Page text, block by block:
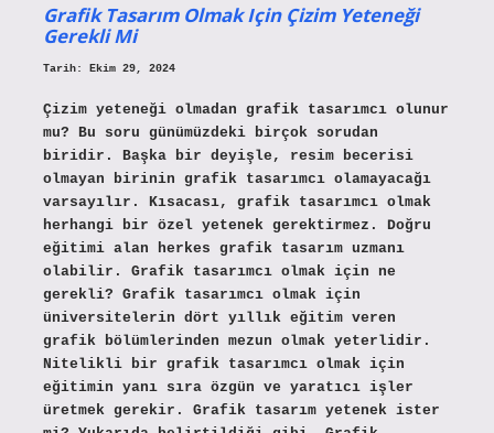
Grafik Tasarım Olmak Için Çizim Yeteneği
Gerekli Mi
Tarih: Ekim 29, 2024
Çizim yeteneği olmadan grafik tasarımcı olunur
mu? Bu soru günümüzdeki birçok sorudan
biridir. Başka bir deyişle, resim becerisi
olmayan birinin grafik tasarımcı olamayacağı
varsayılır. Kısacası, grafik tasarımcı olmak
herhangi bir özel yetenek gerektirmez. Doğru
eğitimi alan herkes grafik tasarım uzmanı
olabilir. Grafik tasarımcı olmak için ne
gerekli? Grafik tasarımcı olmak için
üniversitelerin dört yıllık eğitim veren
grafik bölümlerinden mezun olmak yeterlidir.
Nitelikli bir grafik tasarımcı olmak için
eğitimin yanı sıra özgün ve yaratıcı işler
üretmek gerekir. Grafik tasarım yetenek ister